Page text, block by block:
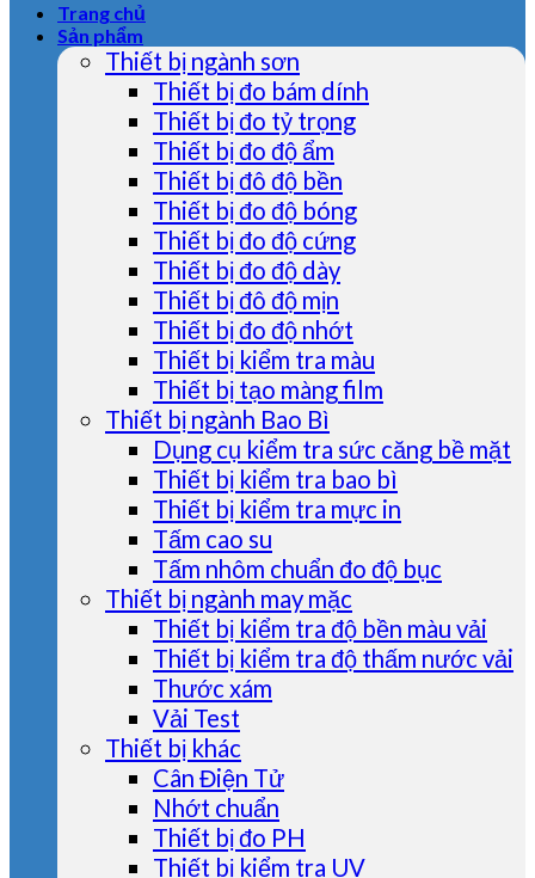
Trang chủ
Sản phẩm
Thiết bị ngành sơn
Thiết bị đo bám dính
Thiết bị đo tỷ trọng
Thiết bị đo độ ẩm
Thiết bị đô độ bền
Thiết bị đo độ bóng
Thiết bị đo độ cứng
Thiết bị đo độ dày
Thiết bị đô độ mịn
Thiết bị đo độ nhớt
Thiết bị kiểm tra màu
Thiết bị tạo màng film
Thiết bị ngành Bao Bì
Dụng cụ kiểm tra sức căng bề mặt
Thiết bị kiểm tra bao bì
Thiết bị kiểm tra mực in
Tấm cao su
Tấm nhôm chuẩn đo độ bục
Thiết bị ngành may mặc
Thiết bị kiểm tra độ bền màu vải
Thiết bị kiểm tra độ thấm nước vải
Thước xám
Vải Test
Thiết bị khác
Cân Điện Tử
Nhớt chuẩn
Thiết bị đo PH
Thiết bị kiểm tra UV